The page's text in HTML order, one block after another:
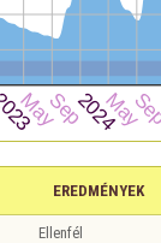
EREDMÉNYEK
Ellenfél